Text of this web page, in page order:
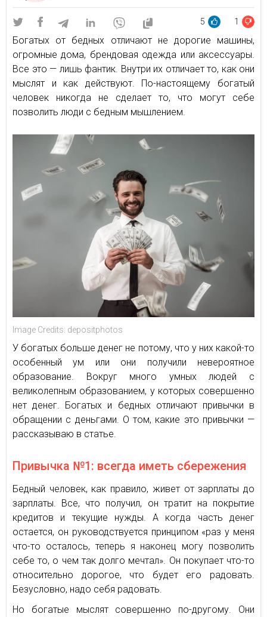
5 1
Богатых от бедных отличают не дорогие машины,
огромные дома, брендовая одежда или аксессуары.
Все это — лишь фантик. Внутри их отличает то, как они
мыслят и как действуют. По-настоящему богатый
человек никогда не сделает то, что могут себе
позволить люди с бедным мышлением.
Image Credits: depositphotos
У богатых больше денег не потому, что у них какой-то
особенный ум или они получили невероятное
образование. Вокруг много умных людей с
великолепным образованием, у которых совершенно
нет денег. Богатых и бедных отличают привычки в
обращении с деньгами. О том, какие это привычки —
рассказываю в статье.
Привычка №1: всегда иметь сбережения
Бедный человек, как правило, живет от зарплаты до
зарплаты. Все, что получил, он тратит на покрытие
кредитов и текущие нужды. А когда часть денег
остается, он руководствуется принципом «раз у меня
что-то осталось, теперь я наконец могу позволить
себе то, о чем так долго мечтал». Он покупает что-то
относительно дорогое, что будет его радовать.
Безусловно, надо себя радовать.
Но богатые мыслят совершенно по-другому. Они